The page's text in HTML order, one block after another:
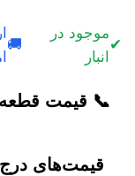
✔
موجود در
انبار
🚚
📞 قیمت قطعه
قیمت‌های